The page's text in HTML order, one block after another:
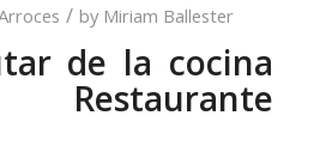
/ by Miriam Ballester
de la cocina
Restaurante